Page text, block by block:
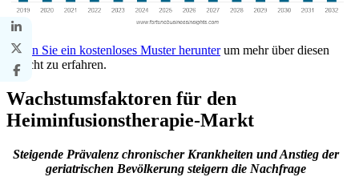
Laden Sie ein kostenloses Muster herunterum mehr über diesen
Bericht zu erfahren.
Wachstumsfaktoren für den
Heiminfusionstherapie-Markt
Steigende Prävalenz chronischer Krankheiten und Anstieg der
geriatrischen Bevölkerung steigern die Nachfrage